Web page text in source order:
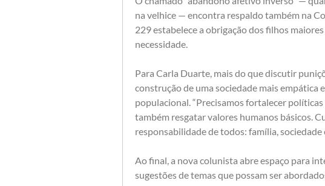
na velhice — encontra respaldo também na
229 estabelece a obrigação dos filhos
necessidade.
Para Carla Duarte, mais do que discutir
construção de uma sociedade mais empática
populacional. “Precisamos fortalecer
também resgatar valores humanos básicos.
responsabilidade de todos: família, sociedade
Ao final, a nova colunista abre espaço para
sugestões de temas que possam ser